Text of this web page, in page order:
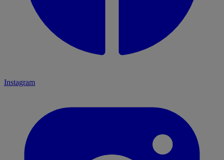
Instagram